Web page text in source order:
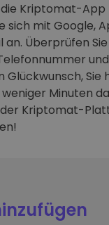
die Kriptomat-
sich mit Google,
an. Überprüfen
Glückwunsch, Sie
Minuten
der Kriptomat-